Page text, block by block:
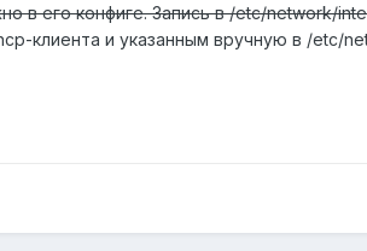
в его конфиге. Запись в /etc/network/
клиента и указанным вручную в /etc/